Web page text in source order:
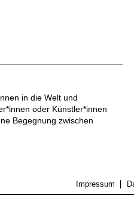
in die Welt und
oder Künstler*innen
Begegnung zwischen
Impressum